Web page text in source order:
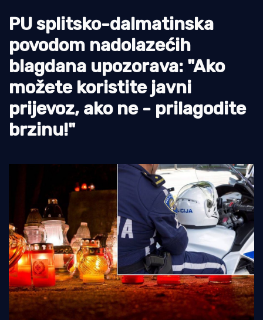
Pomorstvo
Ribolov
Ekologija
Tradicija i kultura
PU splitsko-dalmatinska
povodom nadolazećih
blagdana upozorava: "Ako
možete koristite javni
prijevoz, ako ne - prilagodite
brzinu!"